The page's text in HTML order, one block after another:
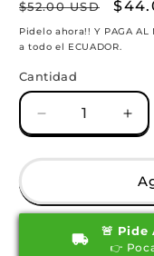
Precio
habitual
$52.00 USD
de
Pidelo ahora!! Y PAGA AL
a todo el ECUADOR.
Cantidad
Reducir
cantidad
para
Succionador
dildo
telescópico🚨 Pide
👉